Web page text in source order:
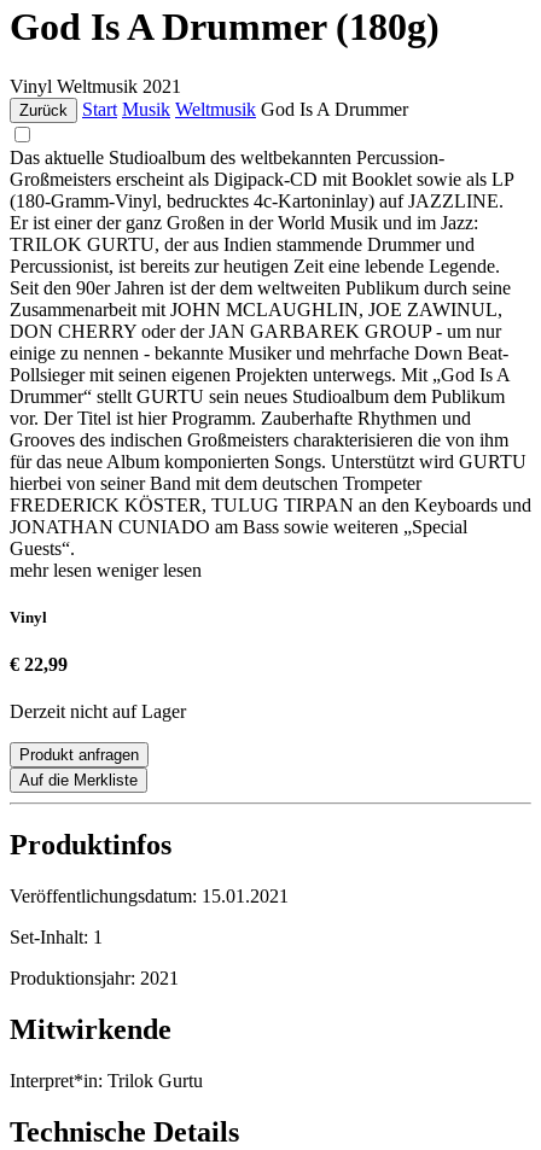
God Is A Drummer (180g)
Vinyl Weltmusik 2021
Zurück Start Musik Weltmusik God Is A Drummer
Das aktuelle Studioalbum des weltbekannten Percussion-
Großmeisters erscheint als Digipack-CD mit Booklet sowie als LP
(180-Gramm-Vinyl, bedrucktes 4c-Kartoninlay) auf JAZZLINE.
Er ist einer der ganz Großen in der World Musik und im Jazz:
TRILOK GURTU, der aus Indien stammende Drummer und
Percussionist, ist bereits zur heutigen Zeit eine lebende Legende.
Seit den 90er Jahren ist der dem weltweiten Publikum durch seine
Zusammenarbeit mit JOHN MCLAUGHLIN, JOE ZAWINUL,
DON CHERRY oder der JAN GARBAREK GROUP - um nur
einige zu nennen - bekannte Musiker und mehrfache Down Beat-
Pollsieger mit seinen eigenen Projekten unterwegs. Mit „God Is A
Drummer“ stellt GURTU sein neues Studioalbum dem Publikum
vor. Der Titel ist hier Programm. Zauberhafte Rhythmen und
Grooves des indischen Großmeisters charakterisieren die von ihm
für das neue Album komponierten Songs. Unterstützt wird GURTU
hierbei von seiner Band mit dem deutschen Trompeter
FREDERICK KÖSTER, TULUG TIRPAN an den Keyboards und
JONATHAN CUNIADO am Bass sowie weiteren „Special
Guests“.
mehr lesen weniger lesen
Vinyl
€ 22,99
Derzeit nicht auf Lager
Produkt anfragen
Auf die Merkliste
Produktinfos
Veröffentlichungsdatum: 15.01.2021
Set-Inhalt: 1
Produktionsjahr: 2021
Mitwirkende
Interpret*in: Trilok Gurtu
Technische Details